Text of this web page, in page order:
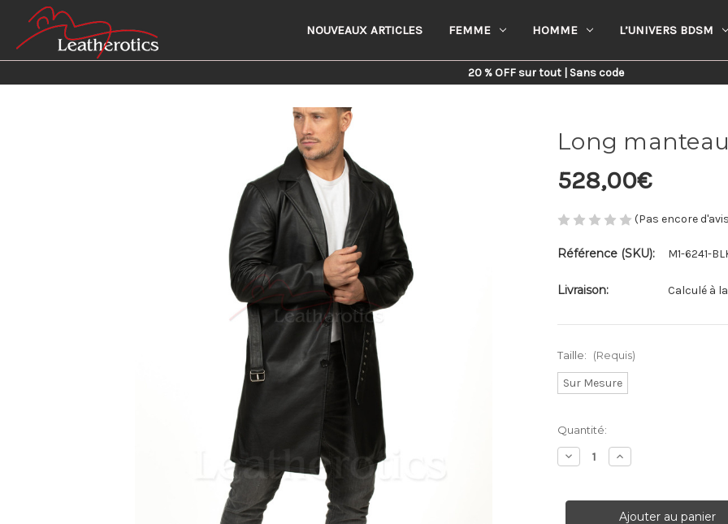
NOUVEAUX ARTICLES FEMME HOMME L’UNIVERS BDSM
20 % OFF sur tout | Sans code
Homme Vestes Long manteau en cuir noir Homme
Long
528,00€
(Pas encore
Référence (SKU): M1-6241-
Livraison: Calculé à
Taille: (Requis)
Sur Mesure
Stock
Actuel:
Quantité:
Diminuer
la
Augmenter
la